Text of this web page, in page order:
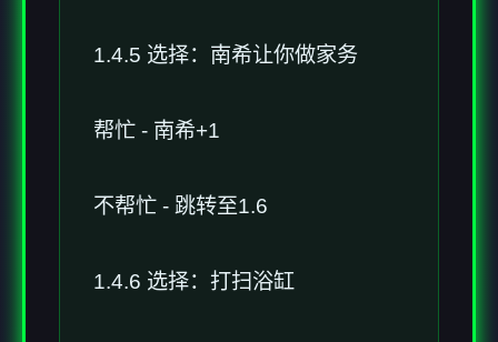
1.4.5 选择：南希让你做家务
帮忙 - 南希+1
不帮忙 - 跳转至1.6
1.4.6 选择：打扫浴缸